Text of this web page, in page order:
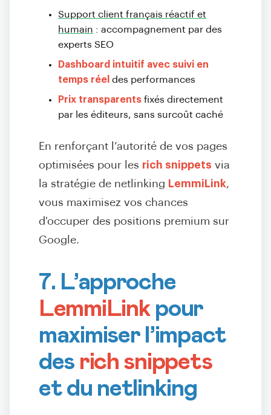
Support client français réactif et
humain : accompagnement par des
experts SEO
Dashboard intuitif avec suivi en
temps réel des performances
Prix transparents fixés directement
par les éditeurs, sans surcoût caché
En renforçant l’autorité de vos pages
optimisées pour les rich snippets via
la stratégie de netlinking LemmiLink,
vous maximisez vos chances
d'occuper des positions premium sur
Google.
7. L’approche
LemmiLinkpour
maximiser l’impact
des rich snippets
et du netlinking